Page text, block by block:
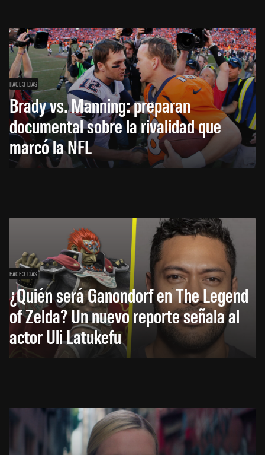
HACE 3 DÍAS
Brady vs. Manning: preparan
documental sobre la rivalidad que
marcó la NFL
HACE 3 DÍAS
¿Quién será Ganondorf en The Legend
of Zelda? Un nuevo reporte señala al
actor Uli Latukefu